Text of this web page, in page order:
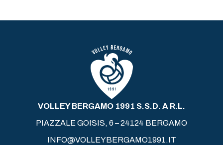
VOLLEY BERGAMO 1991 S.S.D. A R.L.
PIAZZALE GOISIS, 6 – 24124 BERGAMO
INFO@VOLLEYBERGAMO1991.IT